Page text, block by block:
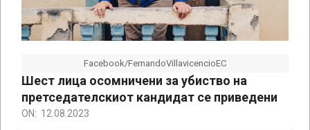
Facebook/FernandoVillavicencioEC
Шест лица осомничени за убиство на
претседателскиот кандидат се приведени
ON: 12.08.2023